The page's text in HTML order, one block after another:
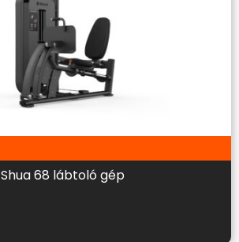
Shua 68 lábtoló gép